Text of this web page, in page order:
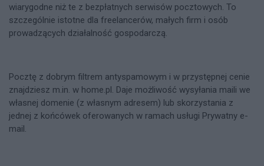
wiarygodne niż te z bezpłatnych serwisów pocztowych. To
szczególnie istotne dla freelancerów, małych firm i osób
prowadzących działalność gospodarczą.
Pocztę z dobrym filtrem antyspamowym i w przystępnej cenie
znajdziesz m.in. w home.pl. Daje możliwość wysyłania maili we
własnej domenie (z własnym adresem) lub skorzystania z
jednej z końcówek oferowanych w ramach usługi Prywatny e-
mail.